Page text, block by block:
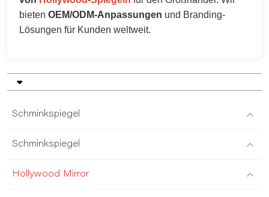
bieten OEM/ODM-Anpassungen und Branding-
Lösungen für Kunden weltweit.
Schminkspiegel
Schminkspiegel
Hollywood Mirror